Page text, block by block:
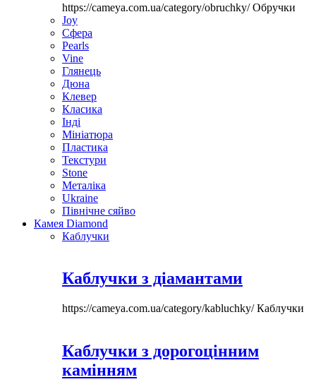
https://cameya.com.ua/category/obruchky/Обручки
Joy
Сфера
Pearls
Vine
Глянець
Дюна
Клевер
Класика
Інді
Мініатюра
Пластика
Текстури
Stone
Металіка
Ukraine
Північне сяйво
Камея Diamond
Каблучки
Каблучки з діамантами
https://cameya.com.ua/category/kabluchky/Каблучки
Каблучки з дорогоцінним
камінням